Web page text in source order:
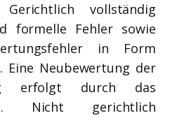
Gerichtlich vollständig
formelle Fehler sowie
in Form
Eine Neubewertung der
erfolgt durch das
Nicht gerichtlich